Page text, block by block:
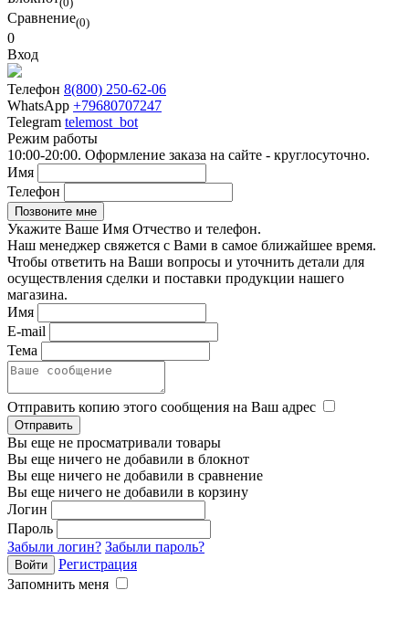
Сравнение(0)
0
Вход
Телефон 8(800) 250-62-06
WhatsApp +79680707247
Telegram telemost_bot
Режим работы
10:00-20:00. Оформление заказа на сайте - круглосуточно.
Имя
Телефон
Укажите Ваше Имя Отчество и телефон.
Наш менеджер свяжется с Вами в самое ближайшее время.
Чтобы ответить на Ваши вопросы и уточнить детали для
осуществления сделки и поставки продукции нашего
магазина.
Имя
E-mail
Тема
Отправить копию этого сообщения на Ваш адрес
Вы еще не просматривали товары
Вы еще ничего не добавили в блокнот
Вы еще ничего не добавили в сравнение
Вы еще ничего не добавили в корзину
Логин
Пароль
Забыли логин? Забыли пароль?
Регистрация
Запомнить меня